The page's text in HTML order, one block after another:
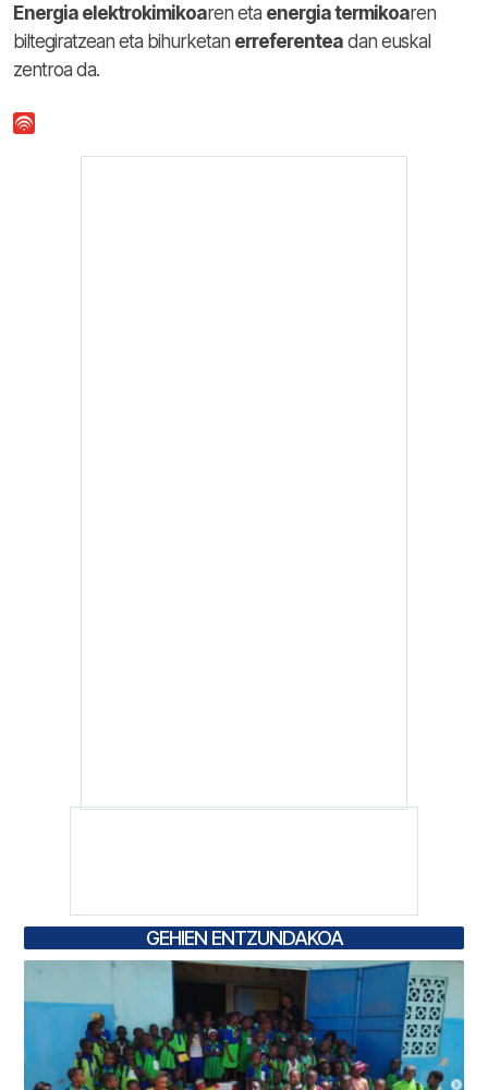
Energia elektrokimikoaren eta energia termikoaren
biltegiratzean eta bihurketan erreferentea dan euskal
zentroa da.
GEHIEN ENTZUNDAKOA